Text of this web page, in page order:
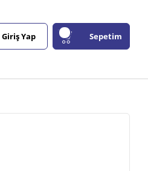
Giriş Yap Sepetim